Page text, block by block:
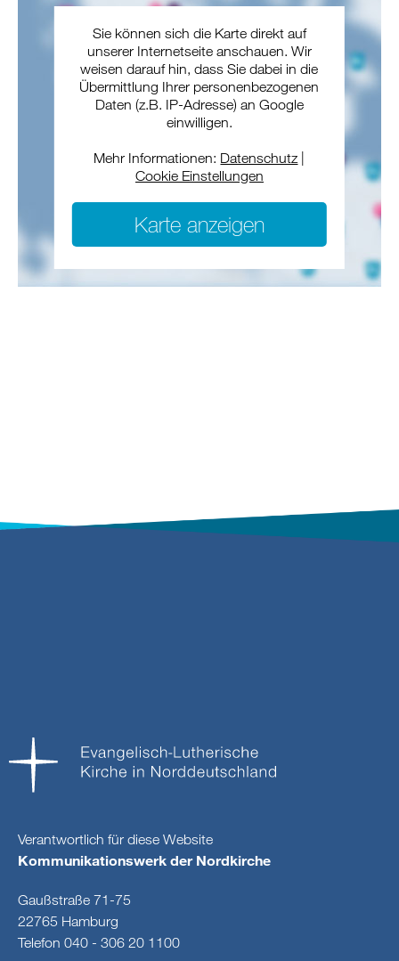
Sie können sich die Karte direkt auf
unserer Internetseite anschauen. Wir
weisen darauf hin, dass Sie dabei in die
Übermittlung Ihrer personenbezogenen
Daten (z.B. IP-Adresse) an Google
einwilligen.
Mehr Informationen: Datenschutz
Cookie Einstellungen
Karte anzeigen
Verantwortlich für diese Website
Kommunikationswerk der Nordkirche
Gaußstraße 71-75
22765 Hamburg
Telefon 040 - 306 20 1100